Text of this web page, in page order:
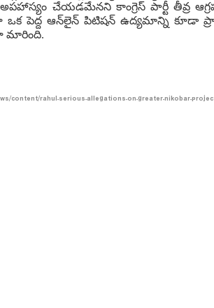
అపహాస్యం చేయడమేనని కాంగ్రెస్ పార్టీ తీవ్ర
ఒక పెద్ద ఆన్‌లైన్ పిటిషన్ ఉద్యమాన్ని కూడా
మారింది.
content/rahul-serious-allegations-on-greater-nikobar-